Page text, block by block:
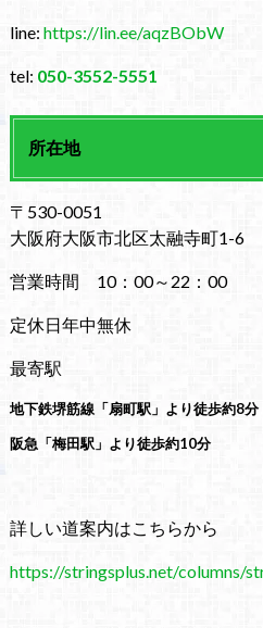
line: https://lin.ee/aqzBObW
tel: 050-3552-5551
所在地
〒530-0051
大阪府大阪市北区太融寺町1-6
営業時間 10：00～22：00
定休日年中無休
最寄駅
地下鉄堺筋線「扇町駅」より徒歩約8分
阪急「梅田駅」より徒歩約10分
詳しい道案内はこちらから
https://stringsplus.net/columns/